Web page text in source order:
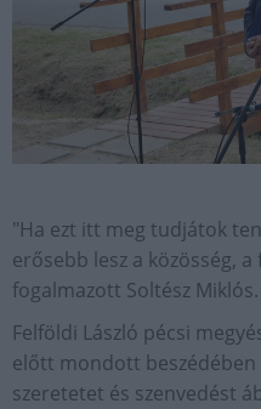
"Ha ezt itt meg tudjátok
erősebb lesz a közösség, a
fogalmazott Soltész Miklós.
Felföldi László pécsi
előtt mondott beszédében
szeretetet és szenvedést